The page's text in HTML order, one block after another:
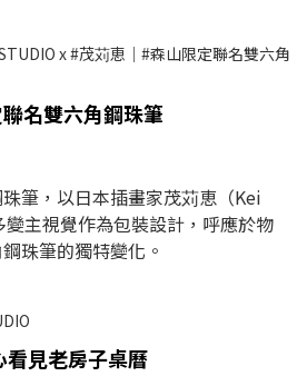
名雙六角鋼珠筆
筆，以日本插畫家茂苅恵（Kei
主視覺作為包裝設計，呼應於物
珠筆的獨特變化。
見老房子桌曆